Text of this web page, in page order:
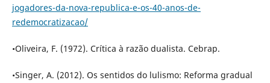
jogadores-da-nova-republica-e-os-40-anos-de-
redemocratizacao/
•Oliveira, F. (1972). Crítica à razão dualista. Cebrap.
•Singer, A. (2012). Os sentidos do lulismo: Reforma gradual